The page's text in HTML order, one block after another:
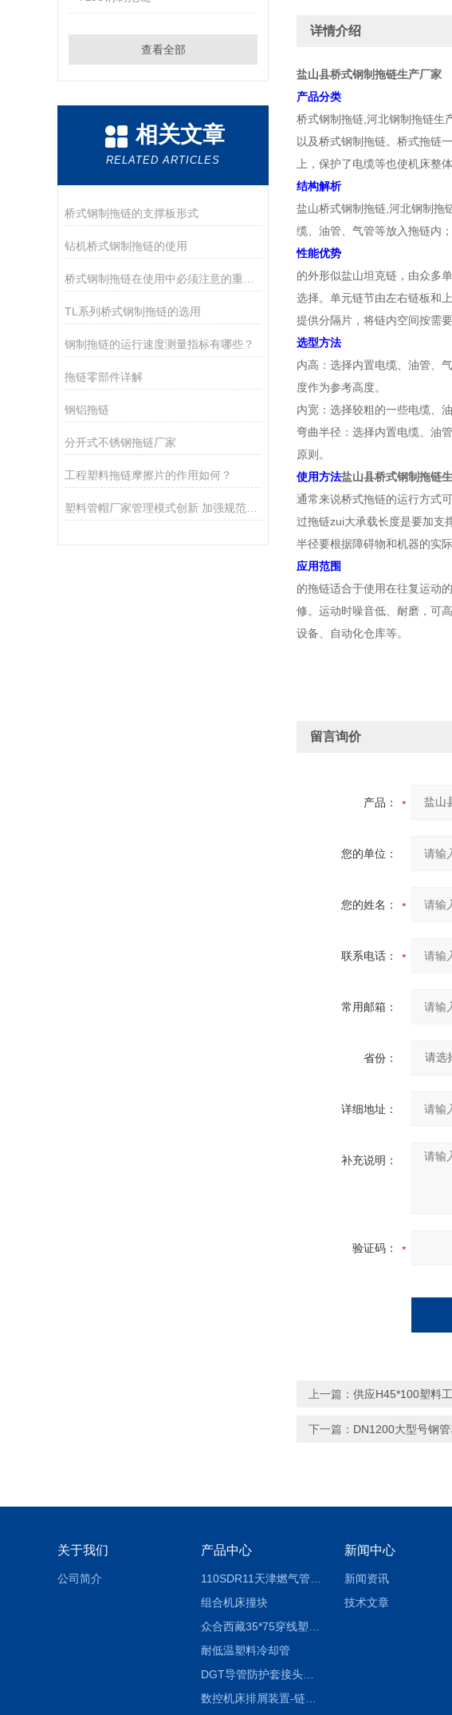
查看全部
相关文章
RELATED ARTICLES
桥式钢制拖链的支撑板形式
钻机桥式钢制拖链的使用
桥式钢制拖链在使用中必须注意的重要几点
TL系列桥式钢制拖链的选用
钢制拖链的运行速度测量指标有哪些？
拖链零部件详解
钢铝拖链
分开式不锈钢拖链厂家
工程塑料拖链摩擦片的作用如何？
塑料管帽厂家管理模式创新 加强规范和自律
详情介绍
盐山县桥式钢制拖链生产厂家
产品分类
桥式钢制拖链,河北钢制拖链生
以及桥式钢制拖链。桥式拖链
上，保护了电缆等也使机床整
结构解析
盐山桥式钢制拖链,河北钢制拖
缆、油管、气管等放入拖链内
性能优势
的外形似盐山坦克链，由众多
选择。单元链节由左右链板和
提供分隔片，将链内空间按需要
选型方法
内高：选择内置电缆、油管、
度作为参考高度。
内宽：选择较粗的一些电缆、
弯曲半径：选择内置电缆、油
原则。
使用方法盐山县桥式钢制拖链
通常来说桥式拖链的运行方式
过拖链zui大承载长度是要加支
半径要根据障碍物和机器的实
应用范围
的拖链适合于使用在往复运动
修。运动时噪音低、耐磨，可
设备、自动化仓库等。
留言询价
产品：
您的单位：
您的姓名：
联系电话：
常用邮箱：
省份：
详细地址：
补充说明：
验证码：
上一篇： 供应H45*100塑料
下一篇： DN1200大型号钢
关于我们
公司简介
产品中心
组合机床撞块
耐低温塑料冷却管
DGT导管防护套接头形式与参数
数控机床排屑装置-链板式排屑机
新闻中心
新闻资讯
技术文章